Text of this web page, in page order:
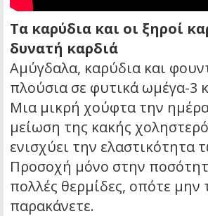
Τα καρύδια και οι ξηροί
δυνατή καρδιά
Αμύγδαλα, καρύδια και
πλούσια σε φυτικά ωμέγα-3
Μια μικρή χούφτα την
μείωση της κακής
ενισχύει την ελαστικότητα
Προσοχή μόνο στην
πολλές θερμίδες, οπότε μην
παρακάνετε.